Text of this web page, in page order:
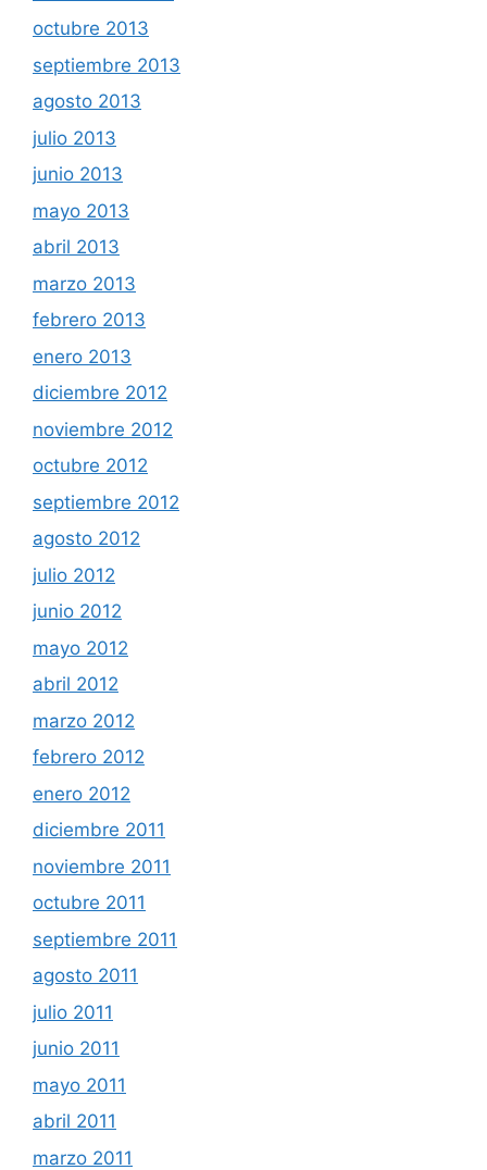
octubre 2013
septiembre 2013
agosto 2013
julio 2013
junio 2013
mayo 2013
abril 2013
marzo 2013
febrero 2013
enero 2013
diciembre 2012
noviembre 2012
octubre 2012
septiembre 2012
agosto 2012
julio 2012
junio 2012
mayo 2012
abril 2012
marzo 2012
febrero 2012
enero 2012
diciembre 2011
noviembre 2011
octubre 2011
septiembre 2011
agosto 2011
julio 2011
junio 2011
mayo 2011
abril 2011
marzo 2011